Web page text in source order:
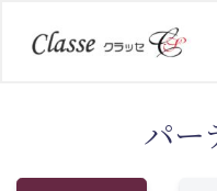
パー